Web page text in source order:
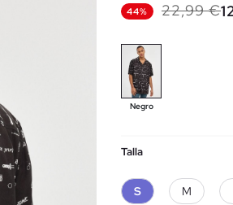
44% 22,99 €
Negro
Talla
S M